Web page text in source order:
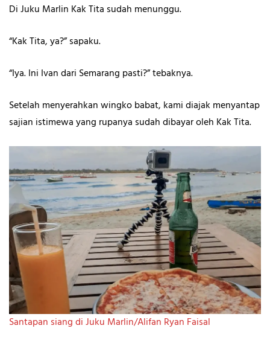
Di Juku Marlin Kak Tita sudah menunggu.
“Kak Tita, ya?” sapaku.
“Iya. Ini Ivan dari Semarang pasti?” tebaknya.
Setelah menyerahkan wingko babat, kami diajak menyantap
sajian istimewa yang rupanya sudah dibayar oleh Kak Tita.
Santapan siang di Juku Marlin/Alifan Ryan Faisal